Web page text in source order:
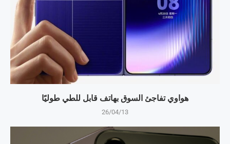
هواوي تفاجئ السوق بهاتف قابل للطي طوليًا
26/04/13